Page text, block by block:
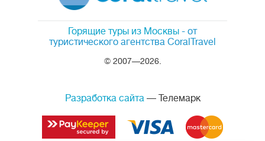
Горящие туры из Москвы - от
туристического агентства CoralTravel
© 2007—2026.
Разработка сайта— Телемарк